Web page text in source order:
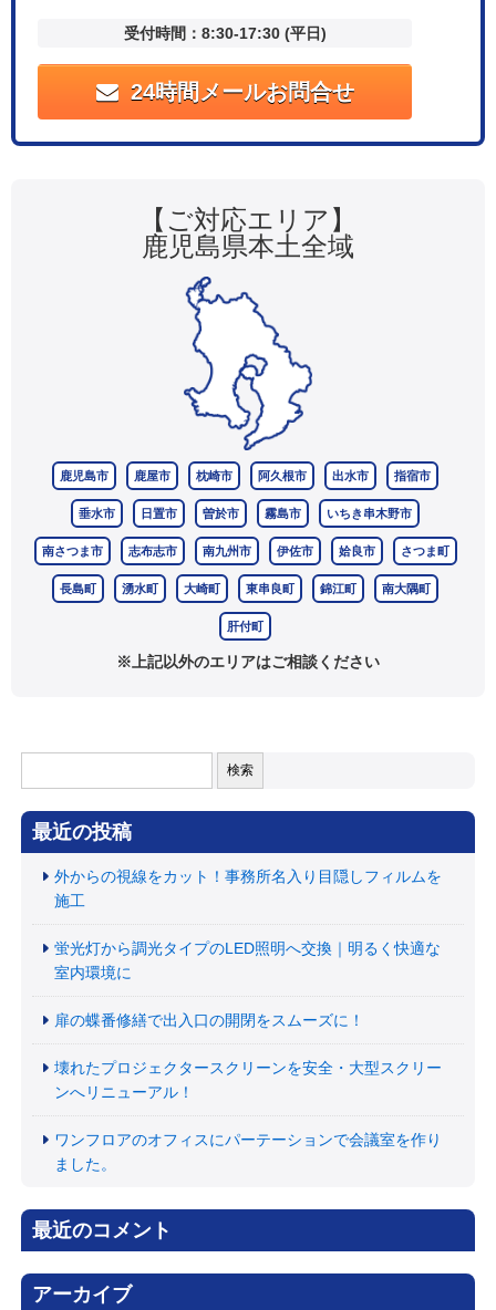
受付時間：8:30-17:30 (平日)
24時間メールお問合せ
【ご対応エリア】
鹿児島県本土全域
鹿児島市 鹿屋市 枕崎市 阿久根市 出水市 指宿市
垂水市 日置市 曽於市 霧島市 いちき串木野市
南さつま市 志布志市 南九州市 伊佐市 姶良市 さつま町
長島町 湧水町 大崎町 東串良町 錦江町 南大隅町
肝付町
※上記以外のエリアはご相談ください
索:
最近の投稿
外からの視線をカット！事務所名入り目隠しフィルムを
施工
蛍光灯から調光タイプのLED照明へ交換｜明るく快適な
室内環境に
扉の蝶番修繕で出入口の開閉をスムーズに！
壊れたプロジェクタースクリーンを安全・大型スクリー
ンへリニューアル！
ワンフロアのオフィスにパーテーションで会議室を作り
ました。
最近のコメント
アーカイブ